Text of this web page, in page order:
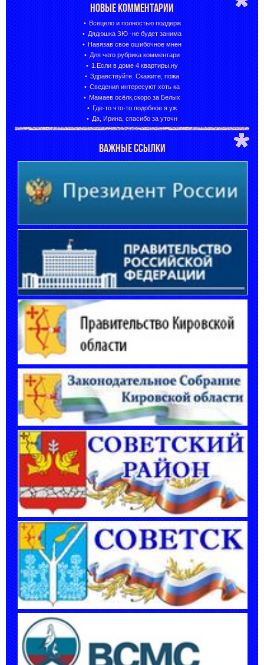
НОВЫЕ КОММЕНТАРИИ
Всецело и полностью поддерж
Дядюшка ЗЮ -не будет занима
Навязав свое ошибочное мнен
Для чего рубрика комментари
1.Если в доме 4 квартиры,ну
Здравствуйте. Скажите, пожа
Сведения интересуют хоть ка
Мамаев осёлк,скоро за Белых
Где-то что-то подобное я уж
Да, Ирина, спасибо за уточн
ВАЖНЫЕ ССЫЛКИ